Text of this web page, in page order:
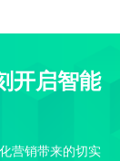
开启智能
营销带来的切实